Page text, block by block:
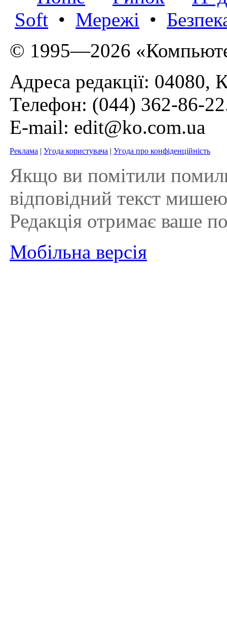
Soft • Мережі •
© 1995—2026
Адреса редакції: 04080,
Телефон: (044) 362-86-22
E-mail: edit@ko.com.ua
Реклама | Угода користувача | Угода про конфіденційність
Якщо ви помітили
відповідний текст
Редакція отримає ваше
Мобільна версія